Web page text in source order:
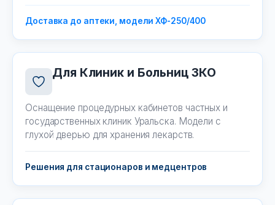
Доставка до аптеки, модели ХФ-250/400
Для Клиник и Больниц ЗКО
Оснащение процедурных кабинетов частных и
государственных клиник Уральска. Модели с
глухой дверью для хранения лекарств.
Решения для стационаров и медцентров